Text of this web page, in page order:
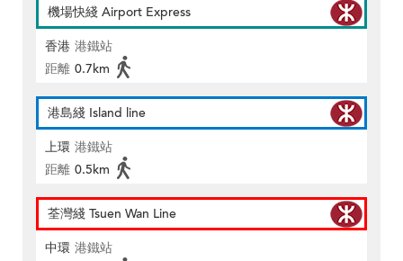
機場快綫 Airport Express
香港 港鐵站
距離 0.7km
港島綫 Island line
上環 港鐵站
距離 0.5km
荃灣綫 Tsuen Wan Line
中環 港鐵站